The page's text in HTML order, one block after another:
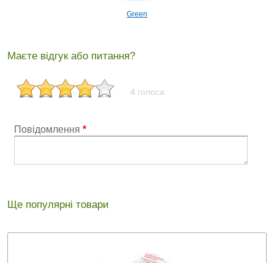
Green
Маєте відгук або питання?
4 голоса
Повідомлення *
Ще популярні товари